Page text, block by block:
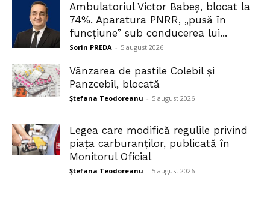
Ambulatoriul Victor Babeș, blocat la
74%. Aparatura PNRR, „pusă în
funcțiune” sub conducerea lui...
Sorin PREDA - 5 august 2026
Vânzarea de pastile Colebil și
Panzcebil, blocată
Ștefana Teodoreanu - 5 august 2026
Legea care modifică regulile privind
piața carburanților, publicată în
Monitorul Oficial
Ștefana Teodoreanu - 5 august 2026